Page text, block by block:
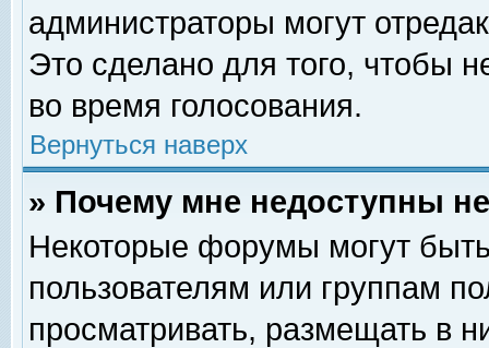
администраторы могут
Это сделано для того, чтобы
во время голосования.
Вернуться наверх
» Почему мне недоступны
Некоторые форумы могут
пользователям или группам
просматривать, размещать в